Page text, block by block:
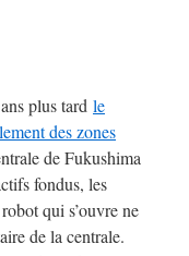
plus tard le
des zones
de Fukushima
fondus, les
qui s’ouvre ne
de la centrale.